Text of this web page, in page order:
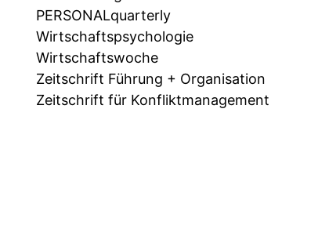
PERSONALquarterly
Wirtschaftspsychologie
Wirtschaftswoche
Zeitschrift Führung + Organisation
Zeitschrift für Konfliktmanagement